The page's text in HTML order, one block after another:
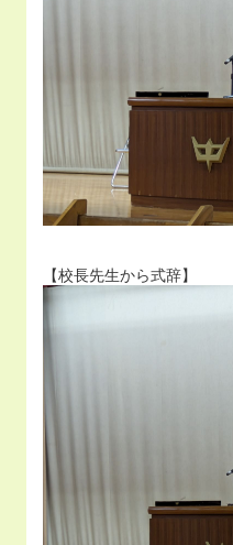
【校長先生から式辞】